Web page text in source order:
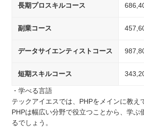
長期プロスキルコース
副業コース
データサイエンティストコース
短期スキルコース
・学べる言語
テックアイエスでは、PHPをメインに教え
PHPは幅広い分野で役立つことから、学ぶ
るでしょう。